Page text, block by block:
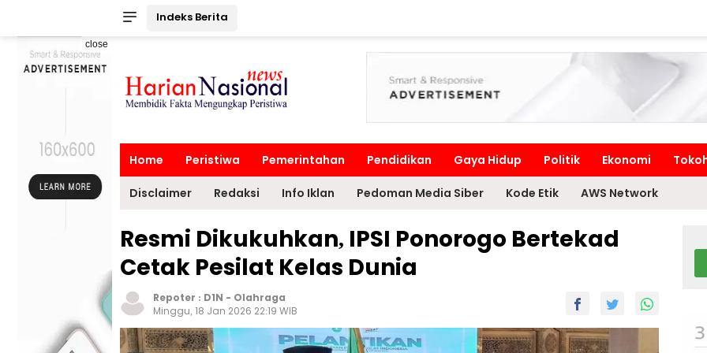
Indeks Berita
close
Home Peristiwa Pemerintahan Pendidikan Gaya Hidup Politik Ekonomi
Disclaimer Redaksi Info Iklan Pedoman Media Siber Kode Etik AWS Network
Resmi Dikukuhkan, IPSI Ponorogo Bertekad
Cetak Pesilat Kelas Dunia
Repoter : D1N - Olahraga
Minggu, 18 Jan 2026 22:19 WIB